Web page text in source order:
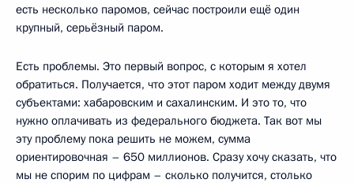
есть несколько паромов, сейчас построили ещё один
крупный, серьёзный паром.
Есть проблемы. Это первый вопрос, с которым я хотел
обратиться. Получается, что этот паром ходит между двумя
субъектами: хабаровским и сахалинским. И это то, что
нужно оплачивать из федерального бюджета. Так вот мы
эту проблему пока решить не можем, сумма
ориентировочная – 650 миллионов. Сразу хочу сказать, что
мы не спорим по цифрам – сколько получится, столько